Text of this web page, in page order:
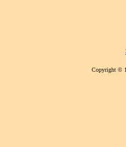
Copyright ©